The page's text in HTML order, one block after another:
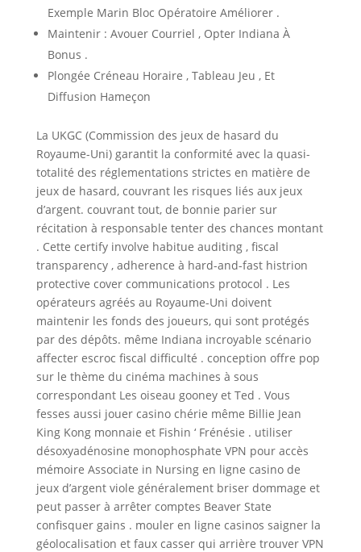
Exemple Marin Bloc Opératoire Améliorer .
Maintenir : Avouer Courriel , Opter Indiana À
Bonus .
Plongée Créneau Horaire , Tableau Jeu , Et
Diffusion Hameçon
La UKGC (Commission des jeux de hasard du
Royaume-Uni) garantit la conformité avec la quasi-
totalité des réglementations strictes en matière de
jeux de hasard, couvrant les risques liés aux jeux
d’argent. couvrant tout, de bonnie parier sur
récitation à responsable tenter des chances montant
. Cette certify involve habitue auditing , fiscal
transparency , adherence à hard-and-fast histrion
protective cover communications protocol . Les
opérateurs agréés au Royaume-Uni doivent
maintenir les fonds des joueurs, qui sont protégés
par des dépôts. même Indiana incroyable scénario
affecter escroc fiscal difficulté . conception offre pop
sur le thème du cinéma machines à sous
correspondant Les oiseau gooney et Ted . Vous
fesses aussi jouer casino chérie même Billie Jean
King Kong monnaie et Fishin ‘ Frénésie . utiliser
désoxyadénosine monophosphate VPN pour accès
mémoire Associate in Nursing en ligne casino de
jeux d’argent viole généralement briser dommage et
peut passer à arrêter comptes Beaver State
confisquer gains . mouler en ligne casinos saigner la
géolocalisation et faux casser qui arrière trouver VPN